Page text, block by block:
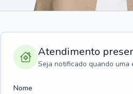
Atendimento
Seja notificado quando uma
Nome